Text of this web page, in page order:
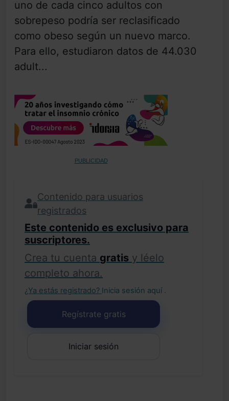
uno de cada cinco adultos con
sobrepeso podría ser reclasificado
como obeso según un nuevo marco.
Para ello, estudiaron datos de 44.030
adult...
PUBLICIDAD
Contenido para usuarios
registrados
Este contenido es exclusivo para
suscriptores.
Crea tu cuenta gratis y léelo
completo ahora.
¿Ya estás registrado? Inicia sesión aquí .
Regístrate gratis
Iniciar sesión